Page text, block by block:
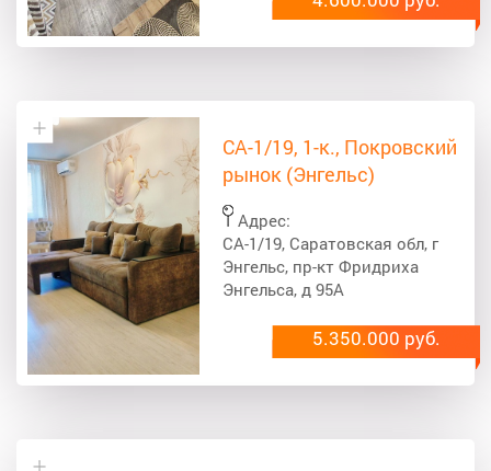
СА-1/19, 1-к., Покровский
рынок (Энгельс)
Адрес:
СА-1/19, Саратовская обл, г
Энгельс, пр-кт Фридриха
Энгельса, д 95А
5.350.000 руб.